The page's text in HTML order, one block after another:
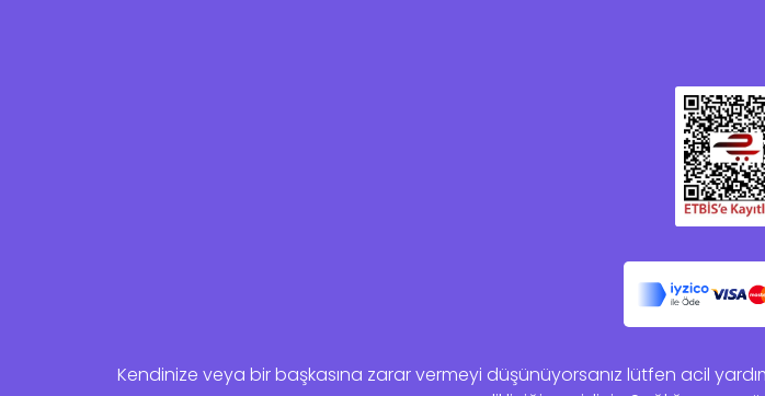
Kendinize veya bir başkasına zarar vermeyi düşünüyorsanız lütfen acil